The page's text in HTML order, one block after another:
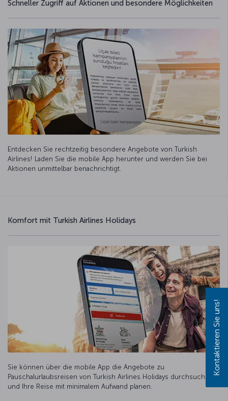
Schneller Zugriff auf Aktionen und besondere Möglichkeiten
Entdecken Sie rechtzeitig besondere Angebote von Turkish
Airlines! Laden Sie die mobile App herunter und werden Sie bei
Aktionen unmittelbar benachrichtigt.
Komfort mit Turkish Airlines Holidays
Sie können über die mobile App die Angebote zu
Pauschalurlaubsreisen von Turkish Airlines Holidays durchsuchen
und Ihre Reise mit minimalem Aufwand planen.
Kontaktieren Sie uns!